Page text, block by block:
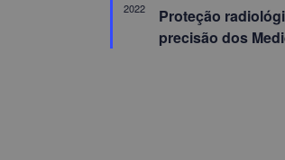
2022
Proteção
precisão dos